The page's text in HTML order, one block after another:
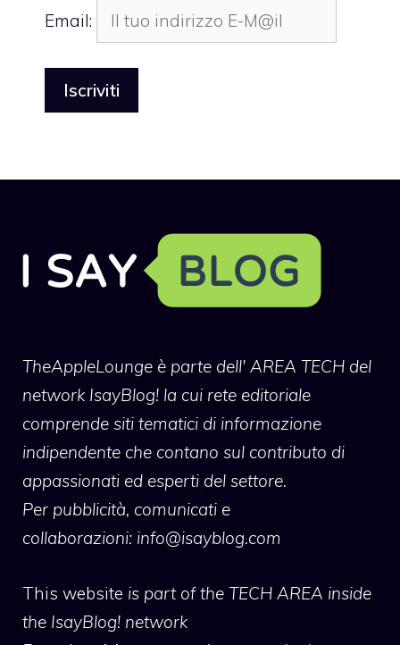
Email:
TheAppleLounge è parte dell' AREA TECH del
network IsayBlog! la cui rete editoriale
comprende siti tematici di informazione
indipendente che contano sul contributo di
appassionati ed esperti del settore.
Per pubblicità, comunicati e
collaborazioni: info@isayblog.com
This website is part of the TECH AREA inside
the IsayBlog! network